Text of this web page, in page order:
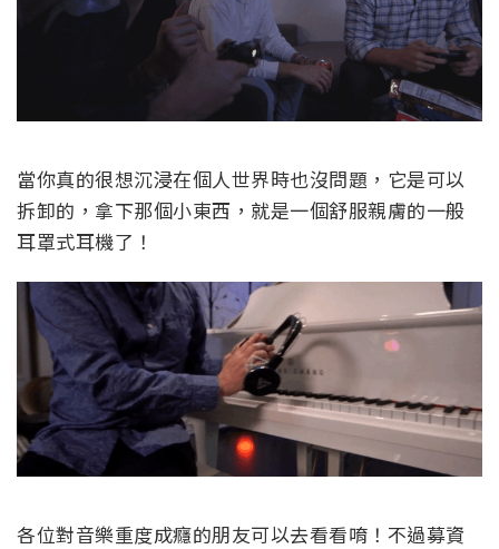
當你真的很想沉浸在個人世界時也沒問題，它是可以
拆卸的，拿下那個小東西，就是一個舒服親膚的一般
耳罩式耳機了！
各位對音樂重度成癮的朋友可以去看看唷！不過募資